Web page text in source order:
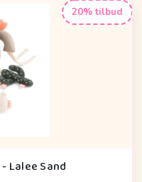
20% tilbud
Lalee Sand